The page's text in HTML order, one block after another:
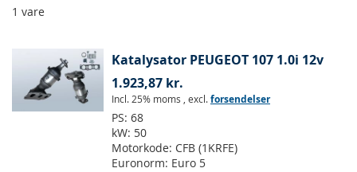
1 vare
Katalysator PEUGEOT 107 1.0i 12v
1.923,87 kr.
Incl. 25% moms , excl.forsendelser
PS: 68
kW: 50
Motorkode: CFB (1KRFE)
Euronorm: Euro 5